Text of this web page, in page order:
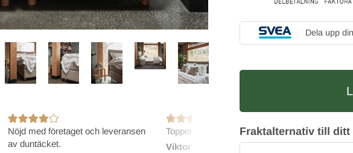
Nöjd med företaget och leveransen
av duntäcket.
Toppenbra Elgen!
Viktoria E
Bra
Dela upp
Fraktalternativ till ditt